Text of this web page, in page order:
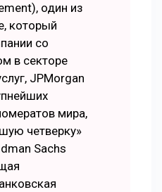
один из
который
со
в секторе
JPMorgan
мира,
четверку»
Sachs